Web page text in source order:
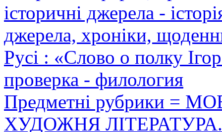
історичні джерела -
джерела, хроніки,
Русі : «Слово о полку
проверка - филология
Предметні рубрики =
ХУДОЖНЯ